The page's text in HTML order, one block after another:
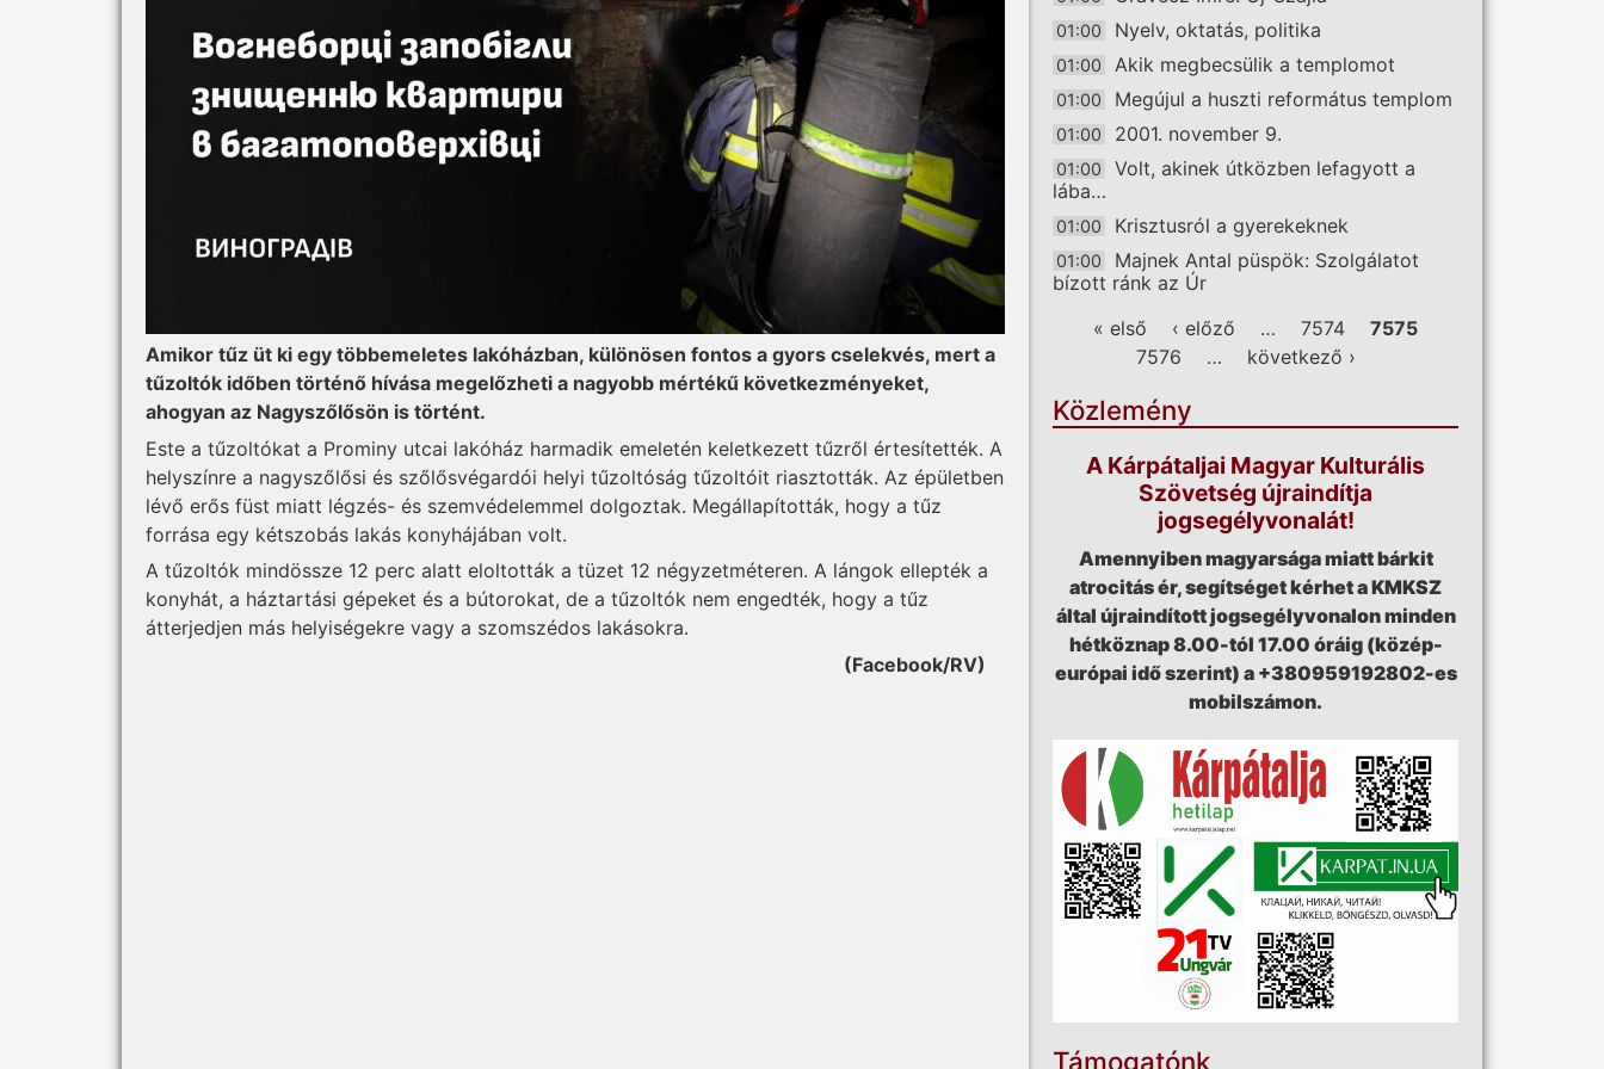
Amikor tűz üt ki egy többemeletes lakóházban, különösen fontos a gyors cselekvés, mert a
tűzoltók időben történő hívása megelőzheti a nagyobb mértékű következményeket,
ahogyan az Nagyszőlősön is történt.
Este a tűzoltókat a Prominy utcai lakóház harmadik emeletén keletkezett tűzről értesítették. A
helyszínre a nagyszőlősi és szőlősvégardói helyi tűzoltóság tűzoltóit riasztották. Az épületben
lévő erős füst miatt légzés- és szemvédelemmel dolgoztak. Megállapították, hogy a tűz
forrása egy kétszobás lakás konyhájában volt.
A tűzoltók mindössze 12 perc alatt eloltották a tüzet 12 négyzetméteren. A lángok ellepték a
konyhát, a háztartási gépeket és a bútorokat, de a tűzoltók nem engedték, hogy a tűz
átterjedjen más helyiségekre vagy a szomszédos lakásokra.
(Facebook/RV)
01:00 Nyelv, oktatás, politika
01:00 Akik megbecsülik a templomot
01:00 Megújul a huszti református templom
01:00 2001. november 9.
01:00
Volt, akinek útközben lefagyott a
lába…
01:00 Krisztusról a gyerekeknek
01:00
Majnek Antal püspök: Szolgálatot
bízott ránk az Úr
Oldalak
« első ‹ előző … 7574
7575
7576
… következő ›
Közlemény
A Kárpátaljai Magyar Kulturális
Szövetség újraindítja
jogsegélyvonalát!
Amennyiben magyarsága miatt bárkit
atrocitás ér, segítséget kérhet a KMKSZ
által újraindított jogsegélyvonalon minden
hétköznap 8.00-tól 17.00 óráig (közép-
európai idő szerint) a +380959192802-es
mobilszámon.
Támogatónk